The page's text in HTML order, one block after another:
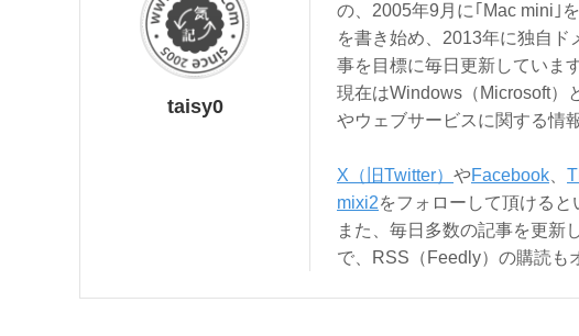
taisy0
の、2005年9月に｢Mac mini｣
を書き始め、2013年に独自ド
事を目標に毎日更新しています
現在はWindows（Microsoft）
やウェブサービスに関する情
X（旧Twitter） やFacebook、
mixi2をフォローして頂けると
また、毎日多数の記事を更新
で、RSS（Feedly）の購読も